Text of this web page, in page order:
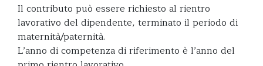
Il contributo può essere richiesto al rientro
lavorativo del dipendente, terminato il periodo di
maternità/paternità.
L’anno di competenza di riferimento è l’anno del